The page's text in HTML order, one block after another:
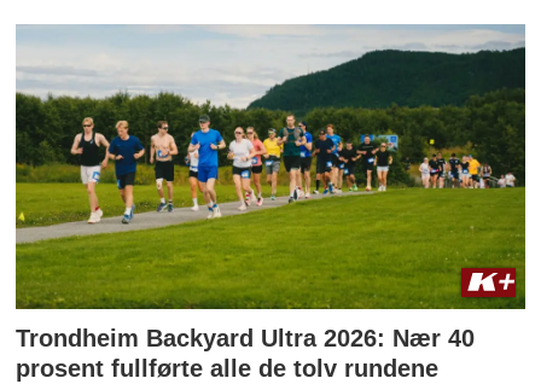
Trondheim Backyard Ultra 2026: Nær 40
prosent fullførte alle de tolv rundene